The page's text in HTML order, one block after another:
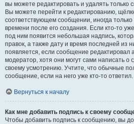
вы можете редактировать и удалять только
Вы можете перейти к редактированию,
соответствующем сообщении, иногда только
времени после его создания. Если кто-то
под ним появится небольшая надпись,
правок, а также дату и время последней из
появляется, если сообщение редактировал
модератор, хотя они могут сами написать о
своему усмотрению. Учтите, что обычные
сообщение, если на него уже кто-то ответил.
Вернуться к началу
Как мне добавить подпись к своему
Чтобы добавить подпись к сообщению, вы